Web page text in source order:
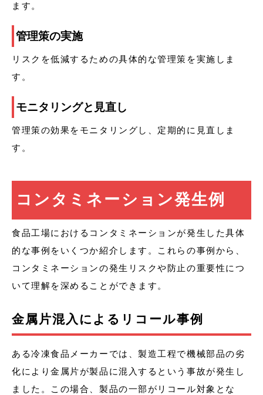
ます。
管理策の実施
リスクを低減するための具体的な管理策を実施しま
す。
モニタリングと見直し
管理策の効果をモニタリングし、定期的に見直しま
す。
コンタミネーション発生例
食品工場におけるコンタミネーションが発生した具体
的な事例をいくつか紹介します。これらの事例から、
コンタミネーションの発生リスクや防止の重要性につ
いて理解を深めることができます。
金属片混入によるリコール事例
ある冷凍食品メーカーでは、製造工程で機械部品の劣
化により金属片が製品に混入するという事故が発生し
ました。この場合、製品の一部がリコール対象とな